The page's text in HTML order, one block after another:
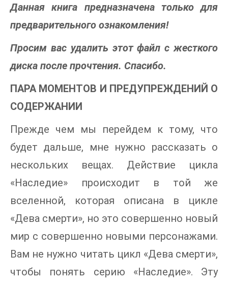
Данная книга предназначена только для
предварительного ознакомления!
Просим вас удалить этот файл с жесткого
диска после прочтения. Спасибо.
ПАРА МОМЕНТОВ И ПРЕДУПРЕЖДЕНИЙ О
СОДЕРЖАНИИ
Прежде чем мы перейдем к тому, что
будет дальше, мне нужно рассказать о
нескольких вещах. Действие цикла
«Наследие» происходит в той же
вселенной, которая описана в цикле
«Дева смерти», но это совершенно новый
мир с совершенно новыми персонажами.
Вам не нужно читать цикл «Дева смерти»,
чтобы понять серию «Наследие». Эту